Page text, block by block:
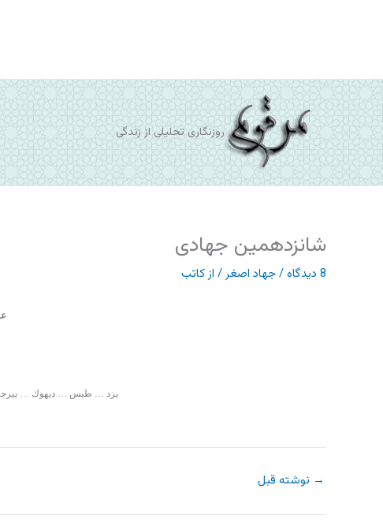
روزنگاری تحلیلی از زندگی
شانزدهمین جهادی
8 دیدگاه /جهاد اصغر/ ازکاتب
يزد … طبس … ديهوك …
→ نوشته قبل